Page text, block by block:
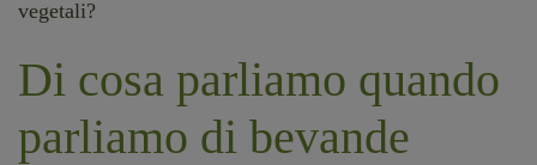
Di cosa parliamo quando
parliamo di bevande